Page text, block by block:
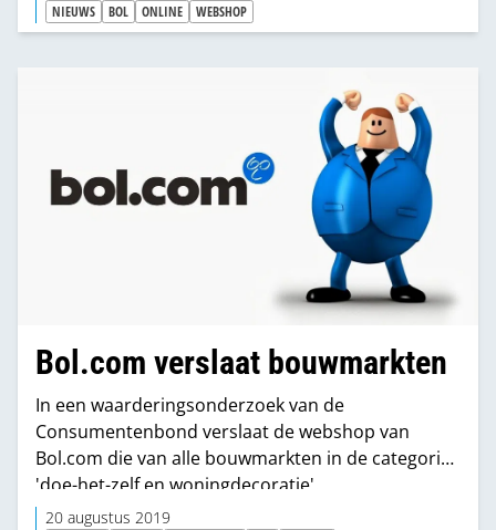
NIEUWS BOL ONLINE WEBSHOP
Bol.com verslaat bouwmarkten
In een waarderingsonderzoek van de
Consumentenbond verslaat de webshop van
Bol.com die van alle bouwmarkten in de categorie
'doe-het-zelf en woningdecoratie'.
20 augustus 2019